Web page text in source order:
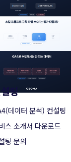
팅
데이터 분석) 컨설팅
스 소개서 다운로드
팅 문의